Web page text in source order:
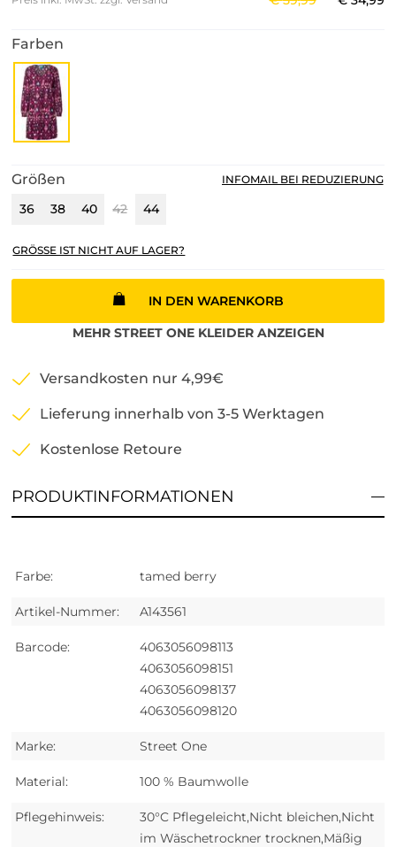
Farben
Größen
36 38 40 42 44
INFOMAIL BEI REDUZIERUNG
GRÖSSE IST NICHT AUF LAGER?
IN DEN WARENKORB
MEHR STREET ONE KLEIDERANZEIGEN
Versandkosten nur 4,99€
Lieferung innerhalb von 3-5 Werktagen
Kostenlose Retoure
PRODUKTINFORMATIONEN
Farbe: tamed berry
Artikel-Nummer: A143561
Barcode:
4063056098113
4063056098151
4063056098137
4063056098120
Marke: Street One
Material: 100 % Baumwolle
Pflegehinweis:
30°C Pflegeleicht,Nicht bleichen,Nicht
im Wäschetrockner trocknen,Mäßig